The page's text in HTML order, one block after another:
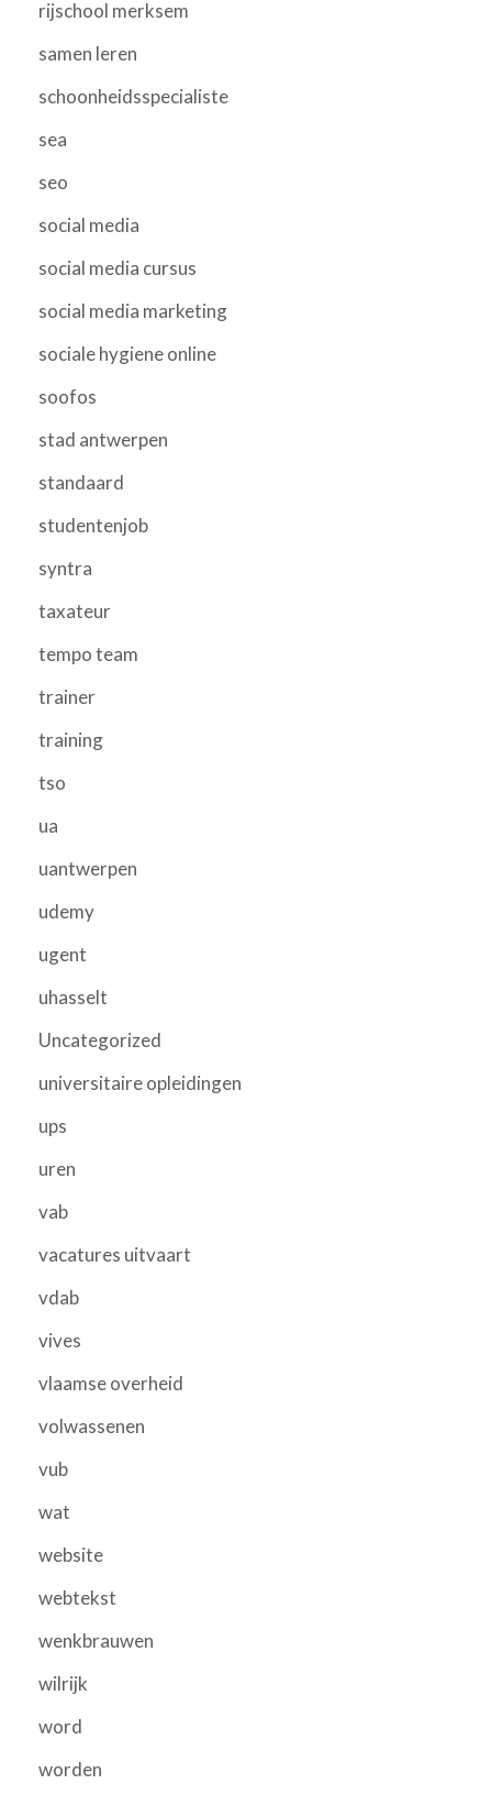
rijschool merksem
samen leren
schoonheidsspecialiste
sea
seo
social media
social media cursus
social media marketing
sociale hygiene online
soofos
stad antwerpen
standaard
studentenjob
syntra
taxateur
tempo team
trainer
training
tso
ua
uantwerpen
udemy
ugent
uhasselt
Uncategorized
universitaire opleidingen
ups
uren
vab
vacatures uitvaart
vdab
vives
vlaamse overheid
volwassenen
vub
wat
website
webtekst
wenkbrauwen
wilrijk
word
worden